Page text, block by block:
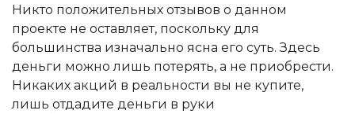
Никто положительных отзывов о данном
проекте не оставляет, поскольку для
большинства изначально ясна его суть. Здесь
деньги можно лишь потерять, а не приобрести.
Никаких акций в реальности вы не купите,
лишь отдадите деньги в руки